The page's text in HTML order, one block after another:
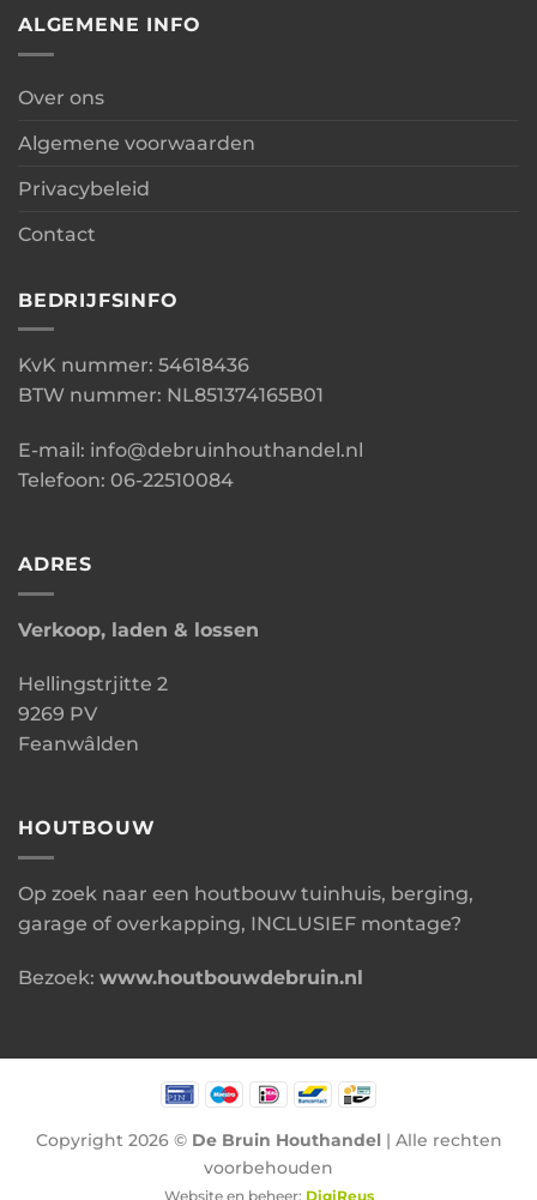
ALGEMENE INFO
Over ons
Algemene voorwaarden
Privacybeleid
Contact
BEDRIJFSINFO
KvK nummer: 54618436
BTW nummer: NL851374165B01
E-mail: info@debruinhouthandel.nl
Telefoon: 06-22510084
ADRES
Verkoop, laden & lossen
Hellingstrjitte 2
9269 PV
Feanwâlden
HOUTBOUW
Op zoek naar een houtbouw tuinhuis, berging,
garage of overkapping, INCLUSIEF montage?
Bezoek: www.houtbouwdebruin.nl
Copyright 2026 © De Bruin Houthandel | Alle rechten
voorbehouden